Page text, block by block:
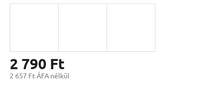
2 790 Ft
2 657 Ft ÁFA nélkül